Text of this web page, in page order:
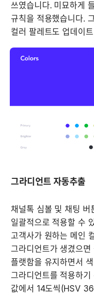
쓰였습니다. 미묘하게
규칙을 적용했습니다.
컬러 팔레트도 업데이
그라디언트 자동추출
채널톡 심볼 및 채팅 버
일괄적으로 적용할 수
고객사가 원하는 메인
그라디언트가 생겼으
플랫함을 유지하면서
그라디언트를 적용하
값에서 14도씩(HSV